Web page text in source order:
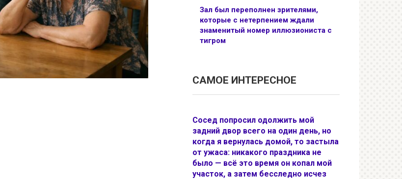
Зал был переполнен зрителями,
которые с нетерпением ждали
знаменитый номер иллюзиониста с
тигром
САМОЕ ИНТЕРЕСНОЕ
Сосед попросил одолжить мой
задний двор всего на один день, но
когда я вернулась домой, то застыла
от ужаса: никакого праздника не
было — всё это время он копал мой
участок, а затем бесследно исчез